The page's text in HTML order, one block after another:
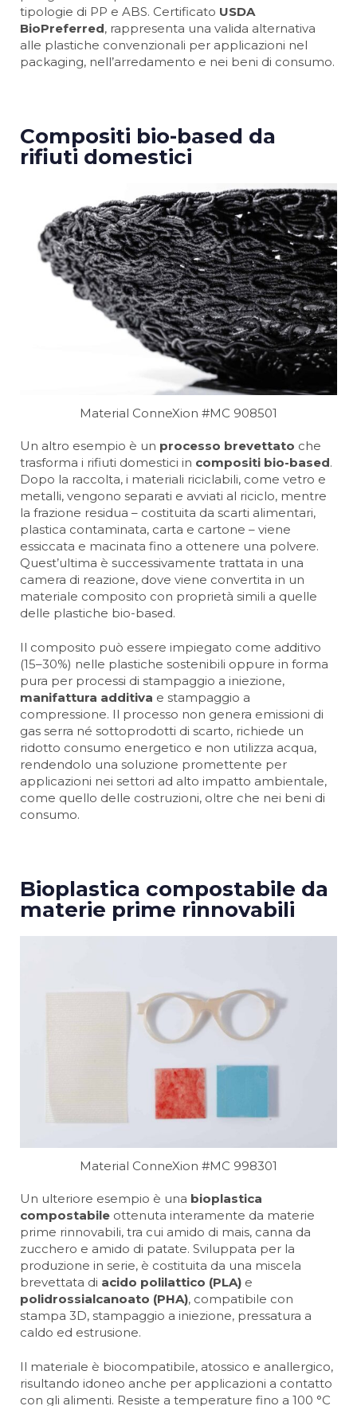
tipologie di PP e ABS. Certificato USDA
BioPreferred, rappresenta una valida alternativa
alle plastiche convenzionali per applicazioni nel
packaging, nell’arredamento e nei beni di consumo.
Compositi bio-based da
rifiuti domestici
Material ConneXion #MC 908501
Un altro esempio è un processo brevettato che
trasforma i rifiuti domestici in compositi bio-based.
Dopo la raccolta, i materiali riciclabili, come vetro e
metalli, vengono separati e avviati al riciclo, mentre
la frazione residua – costituita da scarti alimentari,
plastica contaminata, carta e cartone – viene
essiccata e macinata fino a ottenere una polvere.
Quest’ultima è successivamente trattata in una
camera di reazione, dove viene convertita in un
materiale composito con proprietà simili a quelle
delle plastiche bio-based.
Il composito può essere impiegato come additivo
(15–30%) nelle plastiche sostenibili oppure in forma
pura per processi di stampaggio a iniezione,
manifattura additiva e stampaggio a
compressione. Il processo non genera emissioni di
gas serra né sottoprodotti di scarto, richiede un
ridotto consumo energetico e non utilizza acqua,
rendendolo una soluzione promettente per
applicazioni nei settori ad alto impatto ambientale,
come quello delle costruzioni, oltre che nei beni di
consumo.
Bioplastica compostabile da
materie prime rinnovabili
Material ConneXion #MC 998301
Un ulteriore esempio è una bioplastica
compostabile ottenuta interamente da materie
prime rinnovabili, tra cui amido di mais, canna da
zucchero e amido di patate. Sviluppata per la
produzione in serie, è costituita da una miscela
brevettata di acido polilattico (PLA) e
polidrossialcanoato (PHA), compatibile con
stampa 3D, stampaggio a iniezione, pressatura a
caldo ed estrusione.
Il materiale è biocompatibile, atossico e anallergico,
risultando idoneo anche per applicazioni a contatto
con gli alimenti. Resiste a temperature fino a 100 °C